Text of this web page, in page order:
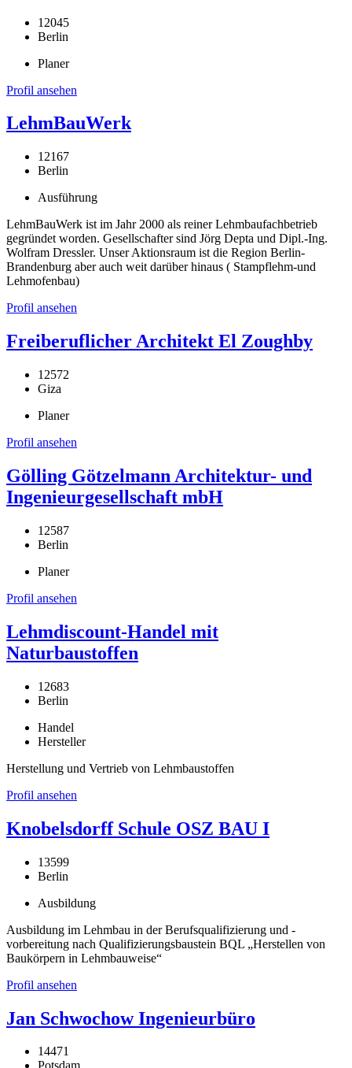
12045
Berlin
Planer
Profil ansehen
LehmBauWerk
12167
Berlin
Ausführung
LehmBauWerk ist im Jahr 2000 als reiner Lehmbaufachbetrieb
gegründet worden. Gesellschafter sind Jörg Depta und Dipl.-Ing.
Wolfram Dressler. Unser Aktionsraum ist die Region Berlin-
Brandenburg aber auch weit darüber hinaus ( Stampflehm-und
Lehmofenbau)
Profil ansehen
Freiberuflicher Architekt El Zoughby
12572
Giza
Planer
Profil ansehen
Gölling Götzelmann Architektur- und
Ingenieurgesellschaft mbH
12587
Berlin
Planer
Profil ansehen
Lehmdiscount-Handel mit
Naturbaustoffen
12683
Berlin
Handel
Hersteller
Herstellung und Vertrieb von Lehmbaustoffen
Profil ansehen
Knobelsdorff Schule OSZ BAU I
13599
Berlin
Ausbildung
Ausbildung im Lehmbau in der Berufsqualifizierung und -
vorbereitung nach Qualifizierungsbaustein BQL „Herstellen von
Baukörpern in Lehmbauweise“
Profil ansehen
Jan Schwochow Ingenieurbüro
14471